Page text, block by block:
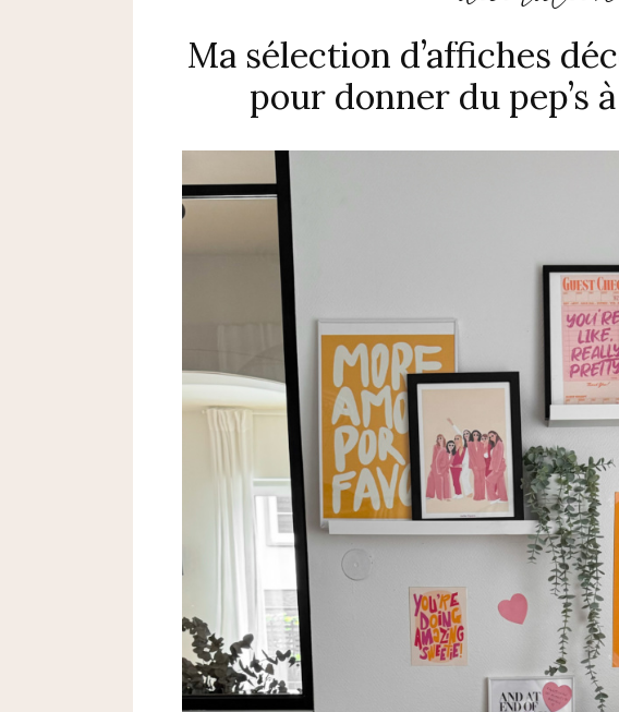
Ma sélection d’affiches
pour donner du pep’s